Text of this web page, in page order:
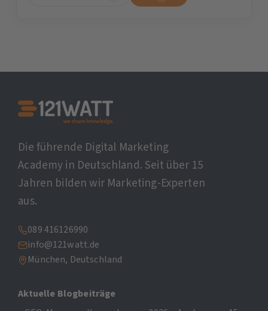
Die führende Digital Marketing
Academy in Deutschland. Seit über 15
Jahren bilden wir Marketing-Experten
aus.
089 416126990
info@121watt.de
München, Deutschland
Aktuelle Blogbeiträge